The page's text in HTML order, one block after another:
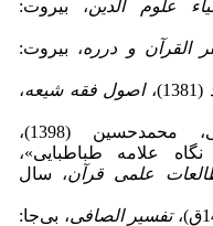
علوم الدین، بیروت:
القرآن و درره، بیروت:
اصول فقه شیعه،
فاکر‌میبدی، محمد؛ رفیعی، محمدحسین (‌1398)،
علامه ‌طباطبایی»،
علمی قرآن، سال
تفسیر الصافی، بی‌جا: